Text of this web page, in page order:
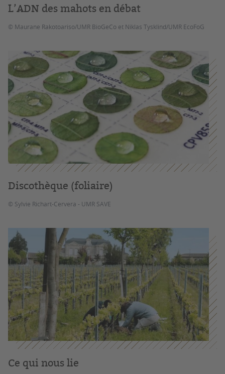
L’ADN des mahots en débat
© Maurane Rakotoariso/UMR BioGeCo et Niklas Tysklind/UMR EcoFoG
Discothèque (foliaire)
© Sylvie Richart-Cervera - UMR SAVE
Ce qui nous lie